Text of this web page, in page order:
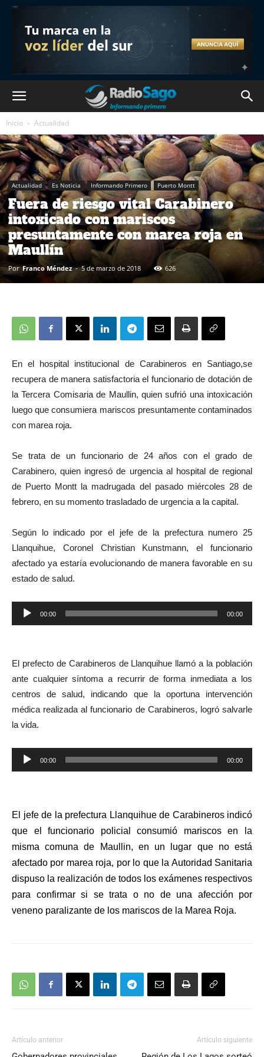
Inicio Actualidad
Actualidad Es Noticia Informando Primero Puerto Montt
Fuera de riesgo vital Carabinero
intoxicado con mariscos
presuntamente con marea roja en
Maullín
Por Franco Méndez - 5 de marzo de 2018 626
En el hospital institucional de Carabineros en Santiago,se
recupera de manera satisfactoria el funcionario de dotación de
la Tercera Comisaria de Maullin, quien sufrió una intoxicación
luego que consumiera mariscos presuntamente contaminados
con marea roja.
Se trata de un funcionario de 24 años con el grado de
Carabinero, quien ingresó de urgencia al hospital de regional
de Puerto Montt la madrugada del pasado miércoles 28 de
febrero, en su momento trasladado de urgencia a la capital.
Según lo indicado por el jefe de la prefectura numero 25
Llanquihue, Coronel Christian Kunstmann, el funcionario
afectado ya estaría evolucionando de manera favorable en su
estado de salud.
Reproductor
de
00:00 00:00
El prefecto de Carabineros de Llanquihue llamó a la población
ante cualquier síntoma a recurrir de forma inmediata a los
centros de salud, indicando que la oportuna intervención
médica realizada al funcionario de Carabineros, logró salvarle
la vida.
Reproductor
de
00:00 00:00
El jefe de la prefectura Llanquihue de Carabineros indicó
que el funcionario policial consumió mariscos en la
misma comuna de Maullin, en un lugar que no está
afectado por marea roja, por lo que la Autoridad Sanitaria
dispuso la realización de todos los exámenes respectivos
para confirmar si se trata o no de una afección por
veneno paralizante de los mariscos de la Marea Roja.
Artículo anterior Artículo siguiente